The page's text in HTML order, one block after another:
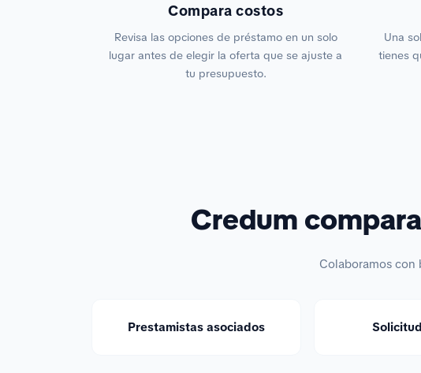
Compara costos
Revisa las opciones de préstamo en un solo
lugar antes de elegir la oferta que se ajuste a
tu presupuesto.
Una
tienes
Credum
Colaboramos
Prestamistas asociados